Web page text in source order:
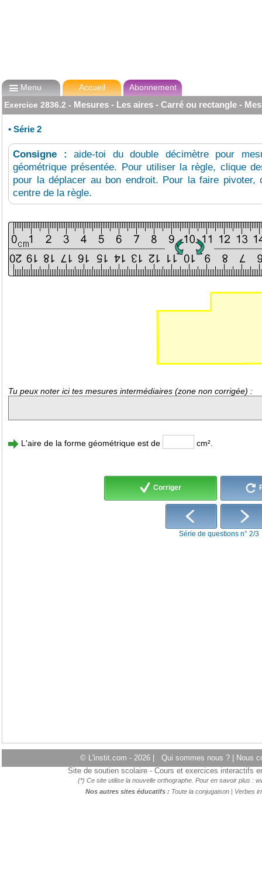
Menu Accueil
Abonnement
Exercice 2836.2 - Mesures - Les aires - Carré ou rectangle -
• Série 2
Consigne :aide-toi du double décimètre pour
géométrique présentée. Pour utiliser la règle, clique
pour la déplacer au bon endroit. Pour la faire
centre de la règle.
Tu peux noter ici tes mesures intermédiaires (zone non corrigée) :
L'aire de la forme géométrique est de cm².
Corriger
Série de questions n° 2/3
© L'instit.com - 2026 | Qui sommes nous ?
Nous
Site de soutien scolaire - Cours et exercices interactifs
(*) Ce site utilise la nouvelle orthographe. Pour en savoir plus :
Nos autres sites éducatifs : Toute la conjugaison| Verbes